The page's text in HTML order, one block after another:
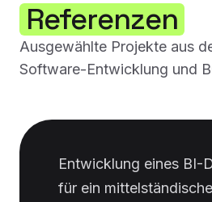
Referenzen
Ausgewählte Projekte aus
Software-Entwicklung und
Entwicklung eines BI-
für ein